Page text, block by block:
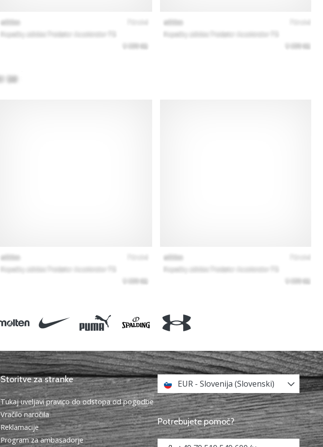
Storitve za stranke
Tukaj uveljavi pravico do odstopa od pogodbe
Vračilo naročila
Reklamacije
Program za ambasadorje
EUR - Slovenija (Slovenski)
Potrebujete pomoč?